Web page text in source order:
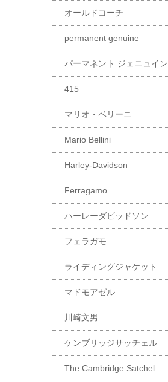
オールドコーチ
permanent genuine
パーマネント ジェニュイン
415
マリオ・ベリーニ
Mario Bellini
Harley-Davidson
Ferragamo
ハーレーダビッドソン
フェラガモ
ライディングジャケット
マドモアゼル
川崎文男
ケンブリッジサッチェル
The Cambridge Satchel